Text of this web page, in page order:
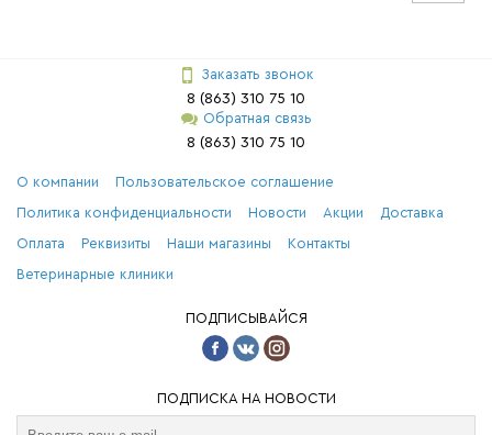
Заказать звонок
8 (863) 310 75 10
Обратная связь
8 (863) 310 75 10
О компании Пользовательское соглашение
Политика конфиденциальности Новости Акции Доставка
Оплата Реквизиты Наши магазины Контакты
Ветеринарные клиники
ПОДПИСЫВАЙСЯ
ПОДПИСКА НА НОВОСТИ